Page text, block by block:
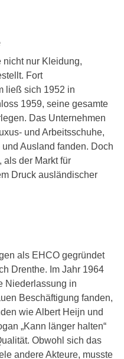
nicht nur Kleidung,
Fort
ließ sich 1952 in
1959, seine gesamte
Das Unternehmen
und Arbeitsschuhe,
Ausland fanden. Doch
als der Markt für
Druck ausländischer
als EHCO gegründet
Drenthe. Im Jahr 1964
Niederlassung in
Beschäftigung fanden,
wie Albert Heijn und
„Kann länger halten“
Obwohl sich das
andere Akteure, musste